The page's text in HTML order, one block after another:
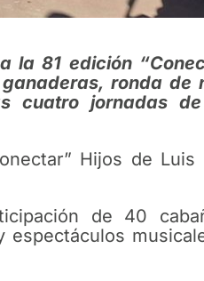
la 81 edición
ronda de
cuatro jornadas
Hijos de
de 40